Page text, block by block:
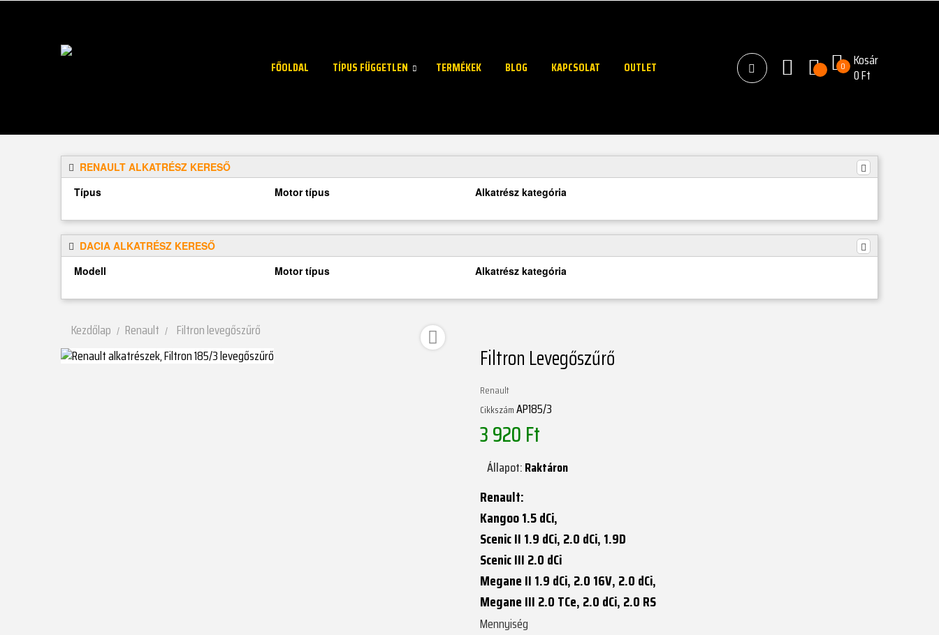
FŐOLDAL TÍPUS FÜGGETLEN TERMÉKEK BLOG KAPCSOLAT OUTLET 0 Kosár
0 Ft
RENAULT ALKATRÉSZ KERESŐ
Típus
Motor típus Alkatrész kategória
DACIA ALKATRÉSZ KERESŐ
Modell
Motor típus Alkatrész kategória
Kezdőlap Renault Filtron levegőszűrő 
Filtron Levegőszűrő
Renault
CikkszámAP185/3
3 920 Ft
Állapot:Raktáron
Renault:
Kangoo 1.5 dCi,
Scenic II 1.9 dCi, 2.0 dCi, 1.9D
Scenic III 2.0 dCi
Megane II 1.9 dCi, 2.0 16V, 2.0 dCi,
Megane III 2.0 TCe, 2.0 dCi, 2.0 RS
Mennyiség